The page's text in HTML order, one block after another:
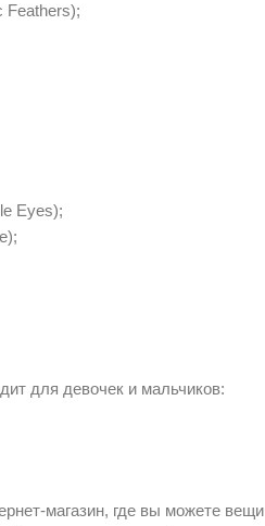
Feathers);
Eyes);
для девочек и мальчиков:
магазин, где вы можете вещи